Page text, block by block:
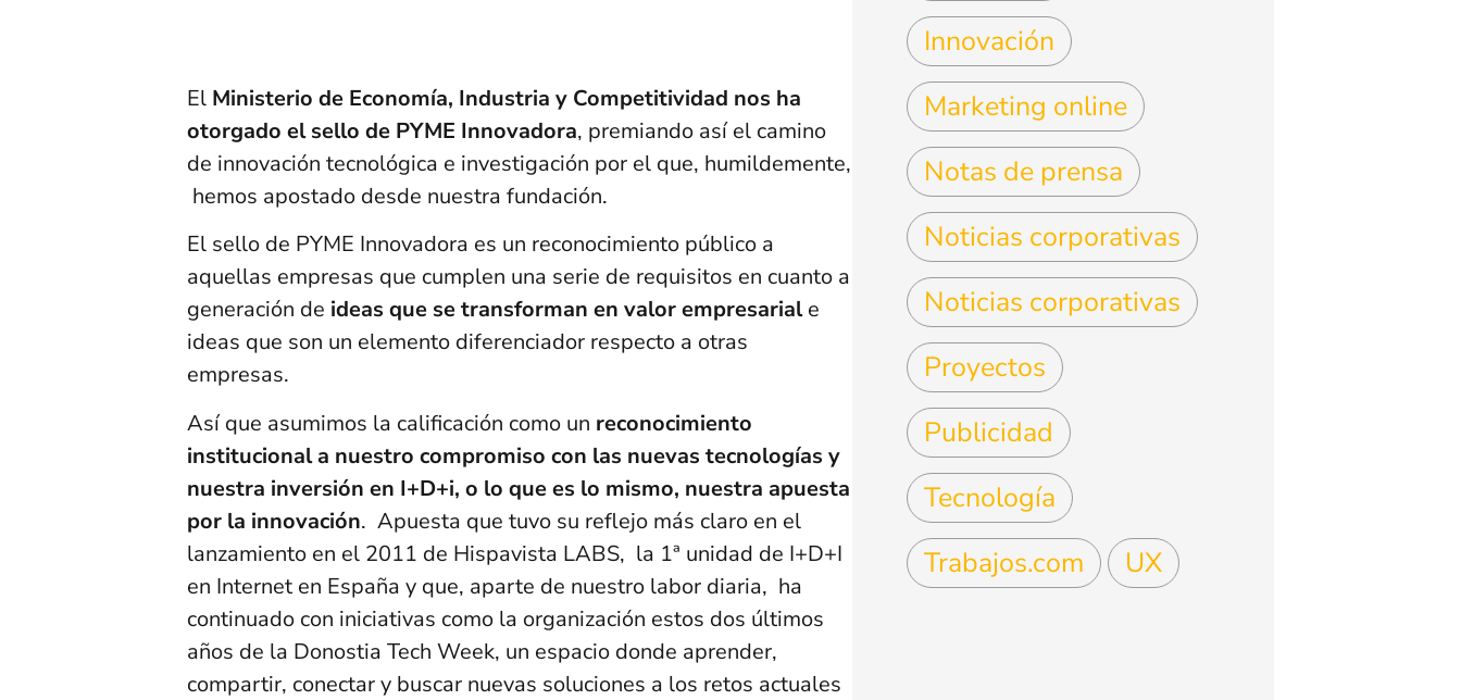
El Ministerio de Economía, Industria y Competitividad nos ha
otorgado el sello de PYME Innovadora, premiando así el camino
de innovación tecnológica e investigación por el que, humildemente,
hemos apostado desde nuestra fundación.
El sello de PYME Innovadora es un reconocimiento público a
aquellas empresas que cumplen una serie de requisitos en cuanto a
generación de ideas que se transforman en valor empresariale
ideas que son un elemento diferenciador respecto a otras
empresas.
Así que asumimos la calificación como un reconocimiento
institucional a nuestro compromiso con las nuevas tecnologías y
nuestra inversión en I+D+i, o lo que es lo mismo, nuestra apuesta
por la innovación. Apuesta que tuvo su reflejo más claro en el
lanzamiento en el 2011 de Hispavista LABS, la 1ª unidad de I+D+I
en Internet en España y que, aparte de nuestro labor diaria, ha
continuado con iniciativas como la organización estos dos últimos
años de la Donostia Tech Week, un espacio donde aprender,
compartir, conectar y buscar nuevas soluciones a los retos actuales
Innovación
Marketing online
Notas de prensa
Noticias corporativas
Noticias corporativas
Proyectos
Publicidad
Tecnología
Trabajos.com
UX